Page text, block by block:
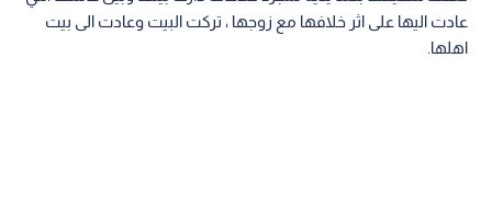
عادت اليها على اثر خلافها مع زوجها ، تركت البيت وعادت الى بيت
اهلها.